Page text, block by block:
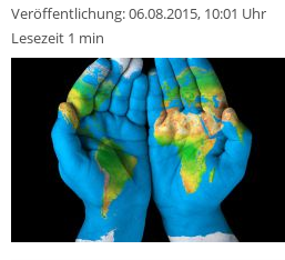
Veröffentlichung:06.08.2015, 10:01 Uhr
Lesezeit 1 min